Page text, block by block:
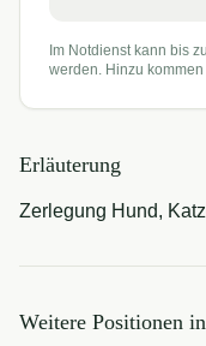
Im Notdienst kann bis
werden. Hinzu
Erläuterung
Zerlegung Hund,
Weitere Positionen